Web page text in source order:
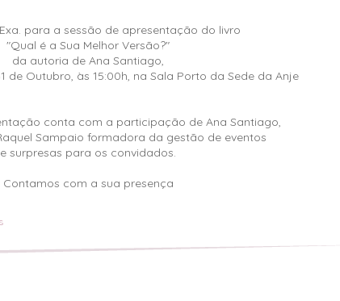
para a sessão de apresentação do livro
"Qual é a Sua Melhor Versão?"
da autoria de Ana Santiago,
de Outubro, às 15:00h, na Sala Porto da Sede da Anje
conta com a participação de Ana Santiago,
Sampaio formadora da gestão de eventos
e surpresas para os convidados.
Contamos com a sua presença